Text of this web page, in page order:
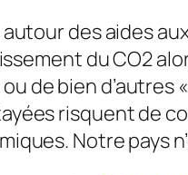
des aides
du CO2
de bien d’autres
risquent de
Notre pays